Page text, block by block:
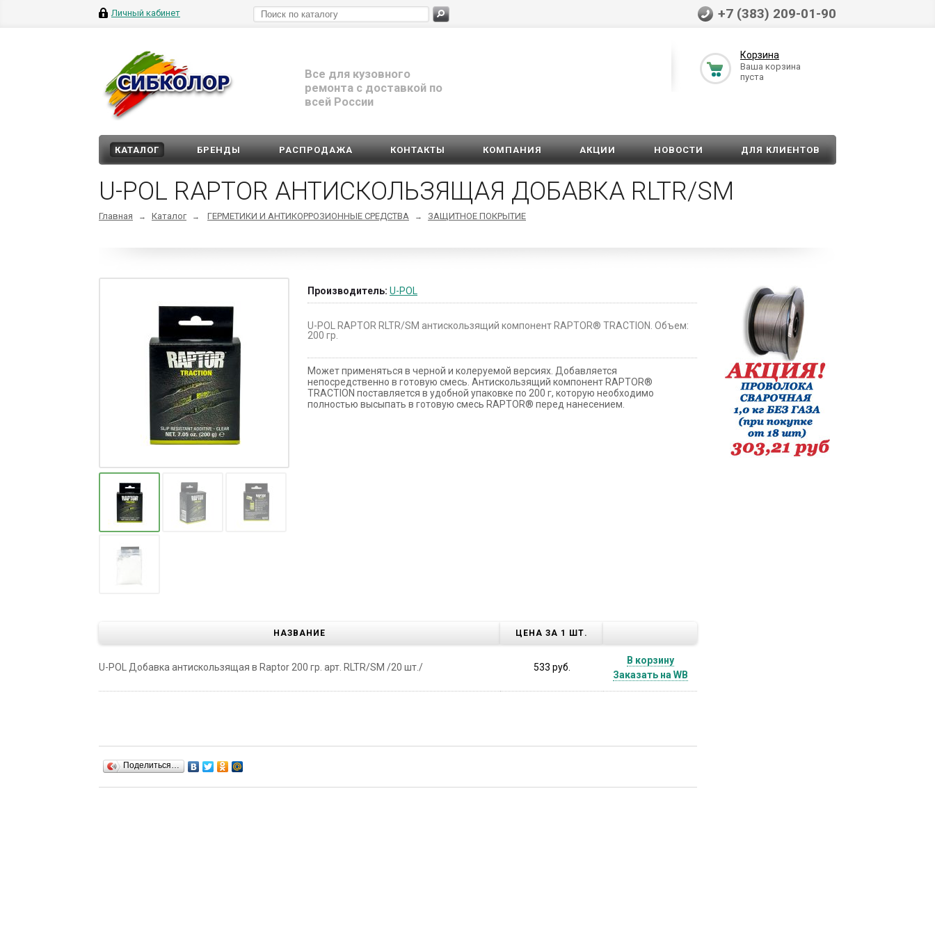
Личный кабинет +7 (383) 209-01-90
Все для кузовного
ремонта с доставкой по
всей России
Корзина
Ваша корзина
пуста
КАТАЛОГ БРЕНДЫ РАСПРОДАЖА КОНТАКТЫ КОМПАНИЯ АКЦИИ НОВОСТИ ДЛЯ КЛИЕНТОВ
U-POL RAPTOR АНТИСКОЛЬЗЯЩАЯ ДОБАВКА RLTR/SM
Главная → Каталог → ГЕРМЕТИКИ И АНТИКОРРОЗИОННЫЕ СРЕДСТВА → ЗАЩИТНОЕ ПОКРЫТИЕ
Производитель: U-POL
U-POL RAPTOR RLTR/SM антискользящий компонент RAPTOR® TRACTION. Объем:
200 гр.
Может применяться в черной и колеруемой версиях. Добавляется
непосредственно в готовую смесь. Антискользящий компонент RAPTOR®
TRACTION поставляется в удобной упаковке по 200 г, которую необходимо
полностью высыпать в готовую смесь RAPTOR® перед нанесением.
НАЗВАНИЕ ЦЕНА ЗА 1 ШТ.
U-POL Добавка антискользящая в Raptor 200 гр. арт. RLTR/SM /20 шт./ 533 руб.
В корзину
Заказать на WB
Поделиться…